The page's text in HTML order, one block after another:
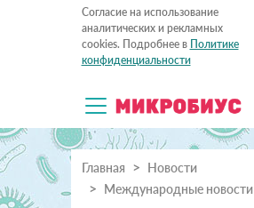
Согласие на использование
аналитических и рекламных
cookies. Подробнее в Политике
конфиденциальности
Главная
Новости
Международные новости